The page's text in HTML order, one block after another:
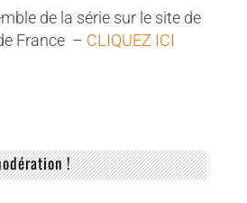
de la série sur le site de
France – CLIQUEZ ICI
!